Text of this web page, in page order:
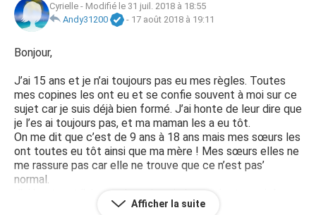
Cyrielle - Modifié le 31 juil. 2018 à 18:55
Andy31200
- 17 août 2018 à 19:11
Bonjour,
J’ai 15 ans et je n’ai toujours pas eu mes règles. Toutes
mes copines les ont eu et se confie souvent à moi sur ce
sujet car je suis déjà bien formé. J’ai honte de leur dire que
je l’es ai toujours pas, et ma maman les a eu tôt.
On me dit que c’est de 9 ans à 18 ans mais mes sœurs les
ont toutes eu tôt ainsi que ma mère ! Mes sœurs elles ne
me rassure pas car elle ne trouve que ce n’est pas’
normal.
J’ai honte, et j’ai peur de ne jamais les avoir et aussi de ne
jamais avoir d’enfants.
Afficher la suite